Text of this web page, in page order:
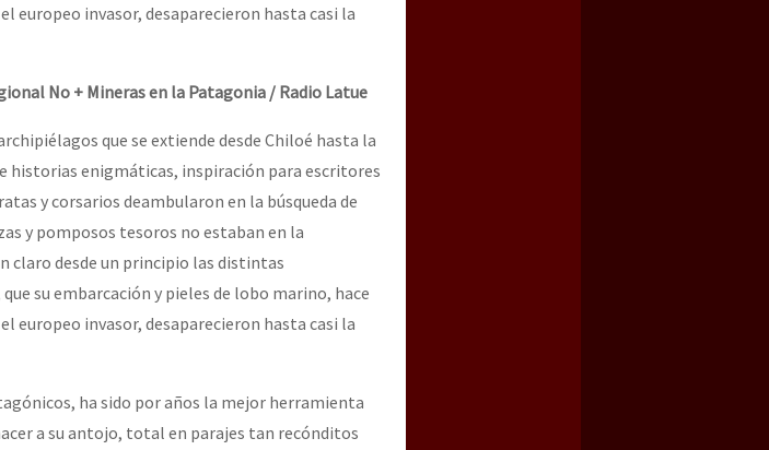
memória, a justiça e a dignidade
y Rebeldía
europeo invasor, desaparecieron hasta casi la
No + Mineras en la Patagonia / Radio Latue
que se extiende desde Chiloé hasta la
historias enigmáticas, inspiración para escritores
y corsarios deambularon en la búsqueda de
y pomposos tesoros no estaban en la
claro desde un principio las distintas
su embarcación y pieles de lobo marino, hace
europeo invasor, desaparecieron hasta casi la
ha sido por años la mejor herramienta
a su antojo, total en parajes tan recónditos